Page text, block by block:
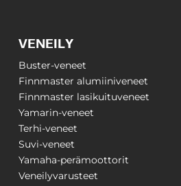
VENEILY
Buster-veneet
Finnmaster alumiiniveneet
Finnmaster lasikuituveneet
Yamarin-veneet
Terhi-veneet
Suvi-veneet
Yamaha-perämoottorit
Veneilyvarusteet